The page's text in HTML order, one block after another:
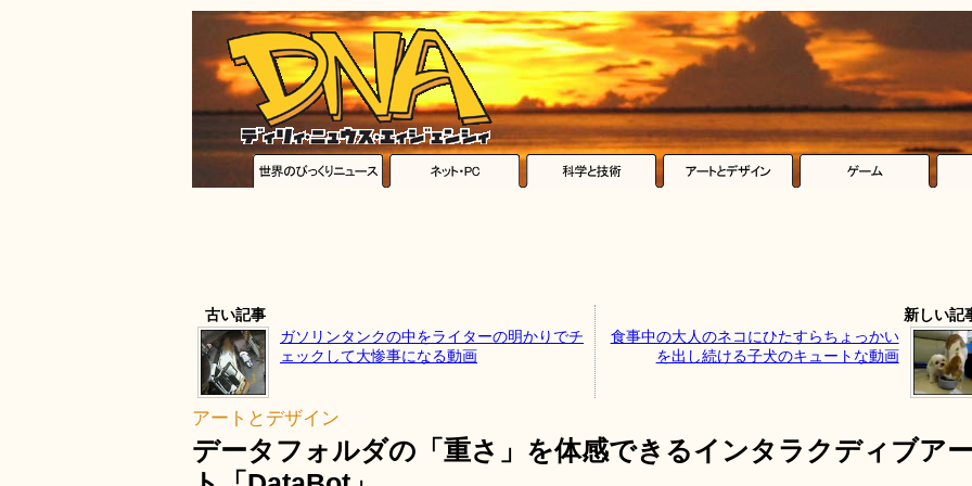
古い記事
ガソリンタンクの中をライターの明かりでチ
ェックして大惨事になる動画
新しい記
食事中の大人のネコにひたすらちょっかい
を出し続ける子犬のキュートな動画
アートとデザイン
データフォルダの「重さ」を体感できるインタラクディブア